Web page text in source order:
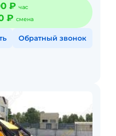
₽ час
₽ смена
Обратный звонок